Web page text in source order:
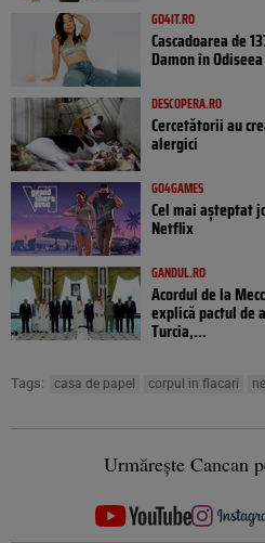
GO4IT.RO
Cascadoarea de
Damon în Odiseea
DESCOPERA.RO
Cercetătorii au
alergici
GO4GAMES
Cel mai așteptat
Netflix
GANDUL.RO
Acordul de la
explică pactul de
Turcia,...
Tags: casa de papel corpul in flacari
Urmărește Cancan